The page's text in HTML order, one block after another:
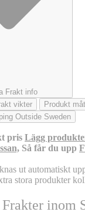
Frakt info
vikter
Produkt
Outside Sweden
pris Lägg
Så får du upp
ut automatiskt
stora produkter
inom